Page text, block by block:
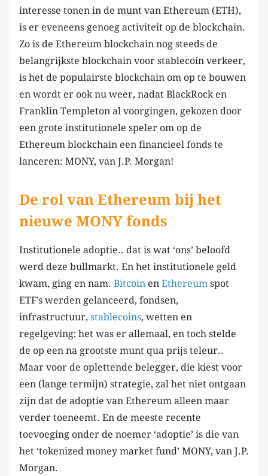
interesse tonen in de munt van Ethereum (ETH),
is er eveneens genoeg activiteit op de blockchain.
Zo is de Ethereum blockchain nog steeds de
belangrijkste blockchain voor stablecoin verkeer,
is het de populairste blockchain om op te bouwen
en wordt er ook nu weer, nadat BlackRock en
Franklin Templeton al voorgingen, gekozen door
een grote institutionele speler om op de
Ethereum blockchain een financieel fonds te
lanceren: MONY, van J.P. Morgan!
De rol van Ethereum bij het
nieuwe MONY fonds
Institutionele adoptie.. dat is wat ‘ons’ beloofd
werd deze bullmarkt. En het institutionele geld
kwam, ging en nam. Bitcoin en Ethereum spot
ETF’s werden gelanceerd, fondsen,
infrastructuur, stablecoins, wetten en
regelgeving; het was er allemaal, en toch stelde
de op een na grootste munt qua prijs teleur..
Maar voor de oplettende belegger, die kiest voor
een (lange termijn) strategie, zal het niet ontgaan
zijn dat de adoptie van Ethereum alleen maar
verder toeneemt. En de meeste recente
toevoeging onder de noemer ‘adoptie’ is die van
het ‘tokenized money market fund’ MONY, van J.P.
Morgan.